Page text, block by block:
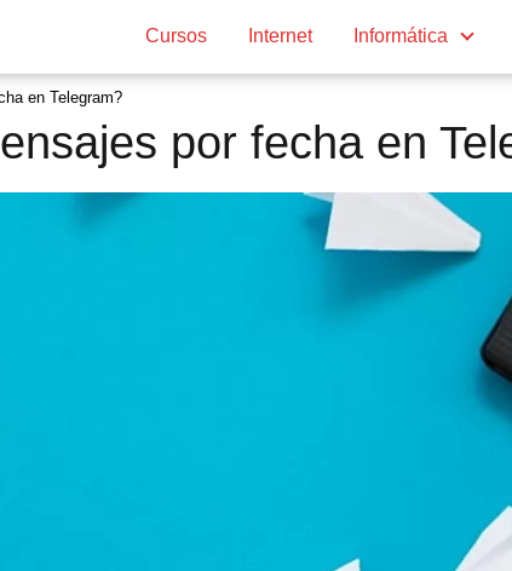
Cursos Internet Informática
en Telegram?
por fecha en